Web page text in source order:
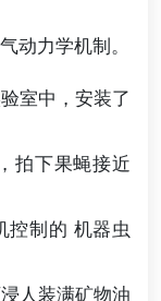
动力学机制。
室中，安装了
拍下果蝇接近
控制的 机器虫
人装满矿物油